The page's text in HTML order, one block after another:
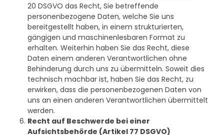
20 DSGVO das Recht, Sie betreffende
personenbezogene Daten, welche Sie uns
bereitgestellt haben, in einem strukturierten,
gängigen und maschinenlesbaren Format zu
erhalten. Weiterhin haben Sie das Recht, diese
Daten einem anderen Verantwortlichen ohne
Behinderung durch uns zu übermitteln. Soweit dies
technisch machbar ist, haben Sie das Recht, zu
erwirken, dass die personenbezogenen Daten von
uns an einen anderen Verantwortlichen übermittelt
werden.
Recht auf Beschwerde bei einer
Aufsichtsbehörde (Artikel 77 DSGVO)